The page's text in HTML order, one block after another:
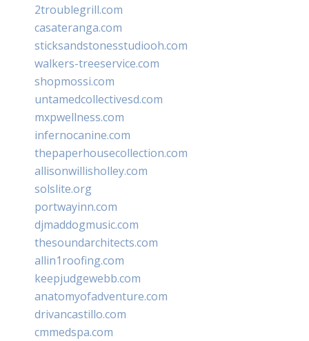
2troublegrill.com
casateranga.com
sticksandstonesstudiooh.com
walkers-treeservice.com
shopmossi.com
untamedcollectivesd.com
mxpwellness.com
infernocanine.com
thepaperhousecollection.com
allisonwillisholley.com
solslite.org
portwayinn.com
djmaddogmusic.com
thesoundarchitects.com
allin1roofing.com
keepjudgewebb.com
anatomyofadventure.com
drivancastillo.com
cmmedspa.com